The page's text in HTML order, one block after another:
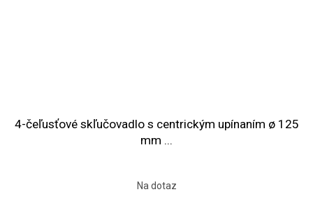
4-čeľusťové skľučovadlo s centrickým upínaním ø 125
mm ...
Na dotaz